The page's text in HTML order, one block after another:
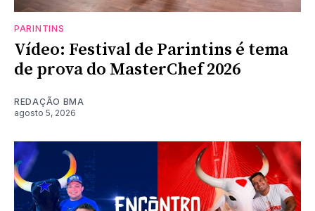
PARINTINS
Vídeo: Festival de Parintins é tema
de prova do MasterChef 2026
REDAÇÃO BMA
agosto 5, 2026